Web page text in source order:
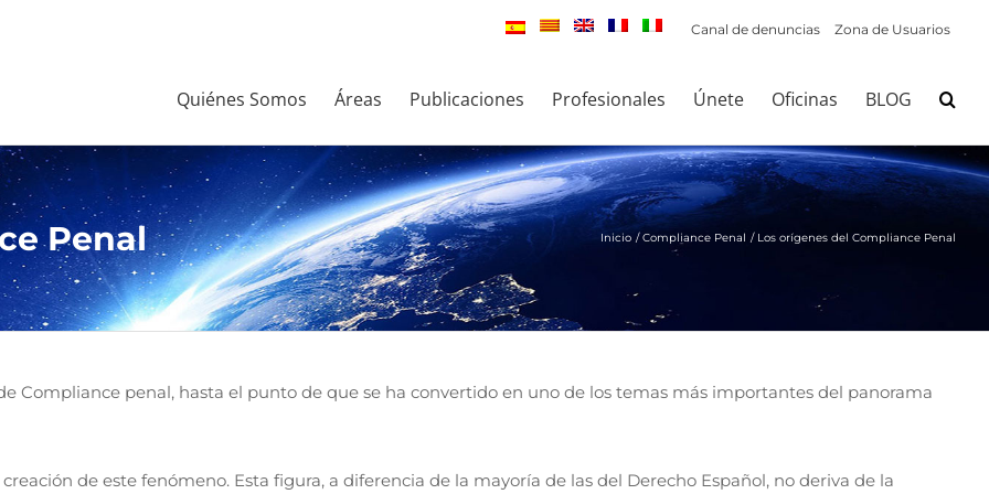
Canal de denuncias Zona de Usuarios
Quiénes Somos Áreas Publicaciones Profesionales Únete Oficinas BLOG
Penal Inicio Compliance Penal Los orígenes del Compliance Penal
Compliance penal, hasta el punto de que se ha convertido en uno de los temas más importantes del panorama
de este fenómeno. Esta figura, a diferencia de la mayoría de las del Derecho Español, no deriva de la